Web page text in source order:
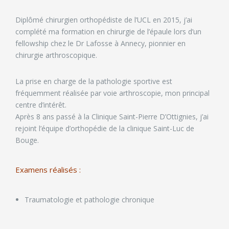
Diplômé chirurgien orthopédiste de l’UCL en 2015, j’ai
complété ma formation en chirurgie de l’épaule lors d’un
fellowship chez le Dr Lafosse à Annecy, pionnier en
chirurgie arthroscopique.
La prise en charge de la pathologie sportive est
fréquemment réalisée par voie arthroscopie, mon principal
centre d’intérêt.
Après 8 ans passé à la Clinique Saint-Pierre D’Ottignies, j’ai
rejoint l’équipe d’orthopédie de la clinique Saint-Luc de
Bouge.
Examens réalisés :
Traumatologie et pathologie chronique